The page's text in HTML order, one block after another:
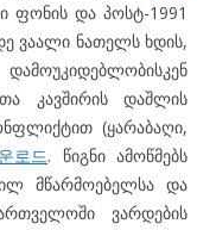
ფონის და პოსტ-1991
ვაალი ნათელს ხდის,
კავშირის დაშლის
(ყარაბაღი,
로드. წიგნი ამოწმებს
მწარმოებელსა და
ვარდების